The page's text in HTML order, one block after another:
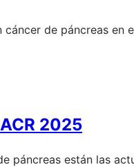
de páncreas en
2025
páncreas están las